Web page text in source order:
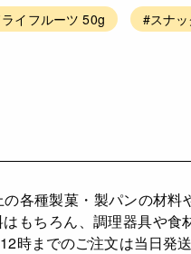
イフルーツ 50g #スナ
各種製菓・製パンの材
もちろん、調理器具や
時までのご注文は当日発送